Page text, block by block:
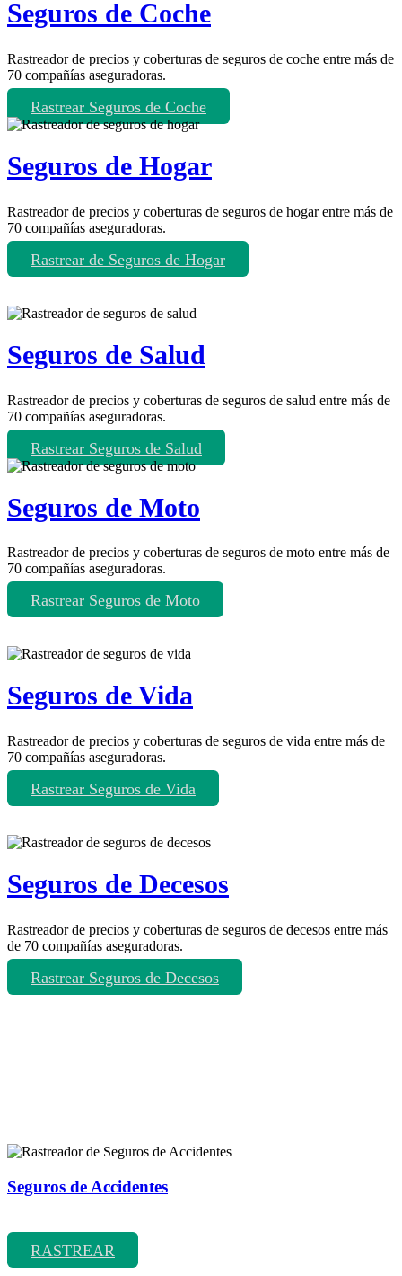
Seguros de Coche
Rastreador de precios y coberturas de seguros de coche entre más de
70 compañías aseguradoras.
Rastrear Seguros de Coche
Seguros de Hogar
Rastreador de precios y coberturas de seguros de hogar entre más de
70 compañías aseguradoras.
Rastrear de Seguros de Hogar
Seguros de Salud
Rastreador de precios y coberturas de seguros de salud entre más de
70 compañías aseguradoras.
Rastrear Seguros de Salud
Seguros de Moto
Rastreador de precios y coberturas de seguros de moto entre más de
70 compañías aseguradoras.
Rastrear Seguros de Moto
Seguros de Vida
Rastreador de precios y coberturas de seguros de vida entre más de
70 compañías aseguradoras.
Rastrear Seguros de Vida
Seguros de Decesos
Rastreador de precios y coberturas de seguros de decesos entre más
de 70 compañías aseguradoras.
Rastrear Seguros de Decesos
Seguros de Accidentes
RASTREAR